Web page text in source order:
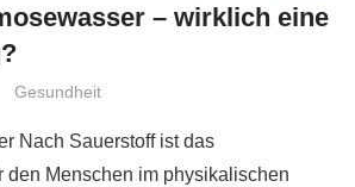
– wirklich eine
Niki Vogt
Gesundheit
Nach Sauerstoff ist das
den Menschen im physikalischen